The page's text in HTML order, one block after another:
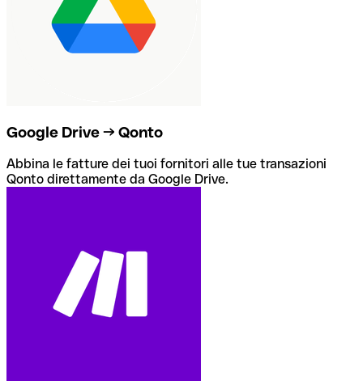
Google Drive → Qonto
Abbina le fatture dei tuoi fornitori alle tue transazioni
Qonto direttamente da Google Drive.